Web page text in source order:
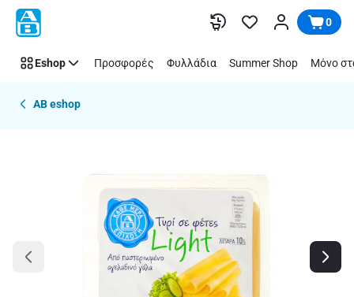
Παράλειψη 0
Eshop Προσφορές Φυλλάδια Summer Shop Μόνο
AB eshop